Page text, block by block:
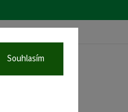
Souhlasím